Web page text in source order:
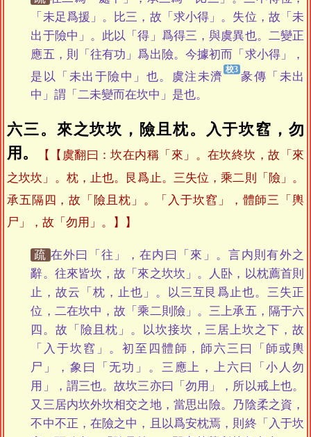
「未足爲援」。比三，故「求小得」。失位，故「未
出于險中」。此以「得」爲得三，與虞異也。二變正
應五，則「往有功」爲出險。今據初而「求小得」，
是以「未出于險中」也。虞注未濟
彖傳「未出
中」謂「二未變而在坎中」是也。
六三。來之坎坎，險且枕。入于坎窞，勿
用。
【虞翻曰：坎在内稱「來」。在坎終坎，故「來
之坎坎」。枕，止也。艮爲止。三失位，乘二則「險」。
承五隔四，故「險且枕」。「入于坎窞」，體師三「輿
尸」，故「勿用」。】
疏 在外曰「往」，在内曰「來」。言内則有外之
辭。往來皆坎，故「來之坎坎」。人卧，以枕薦首則
止，故云「枕，止也」。以三互艮爲止也。三失正
位，二在坎中，故「乘二則險」。三上承五，隔于六
四。故「險且枕」。以坎接坎，三居上坎之下，故
「入于坎窞」。初至四體師，師六三曰「師或輿
尸」，象曰「无功」。三應上，上六曰「小人勿
用」，謂三也。故坎三亦曰「勿用」，所以戒上也。
又三居内坎外坎相交之地，當思出險。乃陰柔之資，
不中不正，在險之中，且以爲安枕焉，則終「入于坎